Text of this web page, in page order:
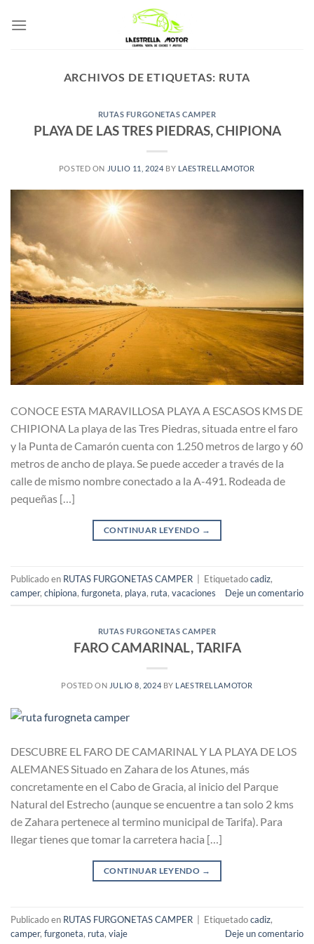
ARCHIVOS DE ETIQUETAS: RUTA
RUTAS FURGONETAS CAMPER
PLAYA DE LAS TRES PIEDRAS, CHIPIONA
POSTED ON JULIO 11, 2024 BY LAESTRELLAMOTOR
CONOCE ESTA MARAVILLOSA PLAYA A ESCASOS KMS DE
CHIPIONA La playa de las Tres Piedras, situada entre el faro
y la Punta de Camarón cuenta con 1.250 metros de largo y 60
metros de ancho de playa. Se puede acceder a través de la
calle de mismo nombre conectado a la A-491. Rodeada de
pequeñas […]
CONTINUAR LEYENDO →
Publicado en RUTAS FURGONETAS CAMPER Etiquetadocadiz,
camper, chipiona, furgoneta, playa, ruta, vacaciones Deje un comentario
RUTAS FURGONETAS CAMPER
FARO CAMARINAL, TARIFA
POSTED ON JULIO 8, 2024 BY LAESTRELLAMOTOR
DESCUBRE EL FARO DE CAMARINAL Y LA PLAYA DE LOS
ALEMANES Situado en Zahara de los Atunes, más
concretamente en el Cabo de Gracia, al inicio del Parque
Natural del Estrecho (aunque se encuentre a tan solo 2 kms
de Zahara pertenece al termino municipal de Tarifa). Para
llegar tienes que tomar la carretera hacia […]
CONTINUAR LEYENDO →
Publicado en RUTAS FURGONETAS CAMPER Etiquetadocadiz,
camper, furgoneta, ruta, viaje Deje un comentario